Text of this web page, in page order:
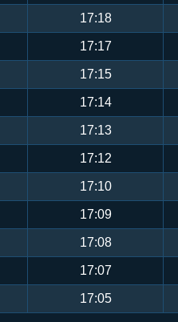
17:18
17:17
17:15
17:14
17:13
17:12
17:10
17:09
17:08
17:07
17:05